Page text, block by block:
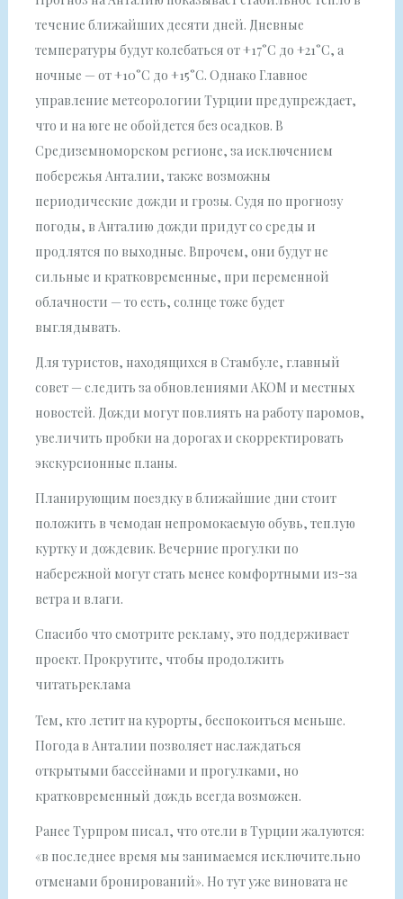
течение ближайших десяти дней. Дневные
температуры будут колебаться от +17°C до +21°C, а
ночные — от +10°C до +15°C. Однако Главное
управление метеорологии Турции предупреждает,
что и на юге не обойдется без осадков. В
Средиземноморском регионе, за исключением
побережья Анталии, также возможны
периодические дожди и грозы. Судя по прогнозу
погоды, в Анталию дожди придут со среды и
продлятся по выходные. Впрочем, они будут не
сильные и кратковременные, при переменной
облачности — то есть, солнце тоже будет
выглядывать.
Для туристов, находящихся в Стамбуле, главный
совет — следить за обновлениями AKOM и местных
новостей. Дожди могут повлиять на работу паромов,
увеличить пробки на дорогах и скорректировать
экскурсионные планы.
Планирующим поездку в ближайшие дни стоит
положить в чемодан непромокаемую обувь, теплую
куртку и дождевик. Вечерние прогулки по
набережной могут стать менее комфортными из-за
ветра и влаги.
Спасибо что смотрите рекламу, это поддерживает
проект. Прокрутите, чтобы продолжить
читатьреклама
Тем, кто летит на курорты, беспокоиться меньше.
Погода в Анталии позволяет наслаждаться
открытыми бассейнами и прогулками, но
кратковременный дождь всегда возможен.
Ранее Турпром писал, что отели в Турции жалуются:
«в последнее время мы занимаемся исключительно
отменами бронирований». Но тут уже виновата не